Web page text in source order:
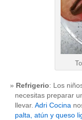
Refrigerio: Los
necesitas preparar
llevar. Adri Cocina
palta, atún y queso